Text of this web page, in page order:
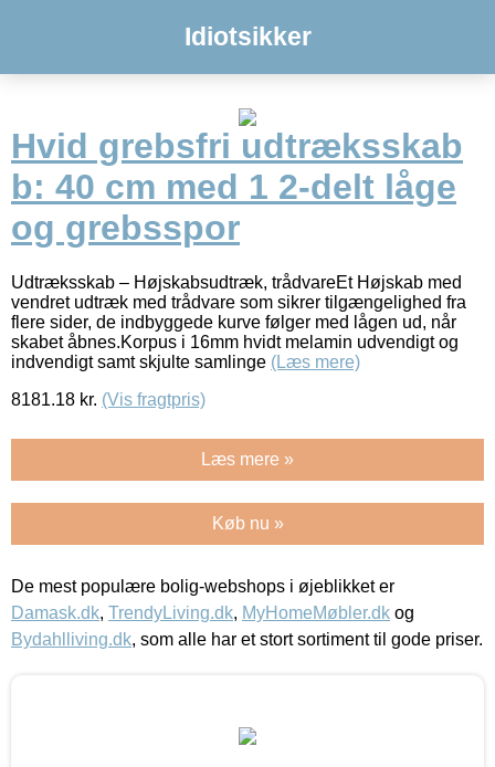
Idiotsikker
Hvid grebsfri udtræksskab
b: 40 cm med 1 2-delt låge
og grebsspor
Udtræksskab – Højskabsudtræk, trådvareEt Højskab med
vendret udtræk med trådvare som sikrer tilgængelighed fra
flere sider, de indbyggede kurve følger med lågen ud, når
skabet åbnes.Korpus i 16mm hvidt melamin udvendigt og
indvendigt samt skjulte samlinge (Læs mere)
8181.18 kr. (Vis fragtpris)
Læs mere »
Køb nu »
De mest populære bolig-webshops i øjeblikket er
Damask.dk, TrendyLiving.dk, MyHomeMøbler.dk og
Bydahlliving.dk, som alle har et stort sortiment til gode priser.